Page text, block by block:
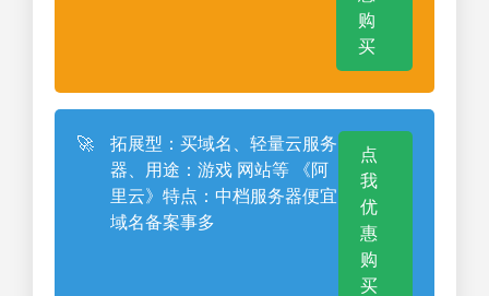
购
买
🚀
拓展型：买域名、轻量云服务
器、用途：游戏 网站等 《阿
里云》特点：中档服务器便宜
域名备案事多
点
我
优
惠
购
买